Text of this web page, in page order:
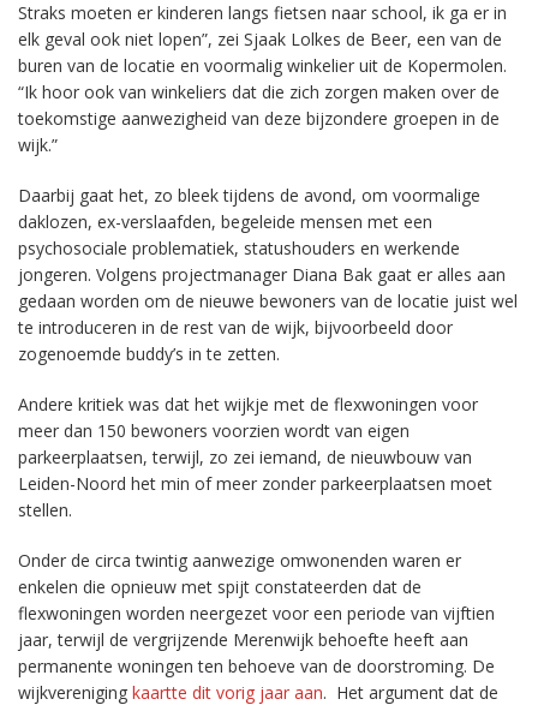
Straks moeten er kinderen langs fietsen naar school, ik ga er in
elk geval ook niet lopen”, zei Sjaak Lolkes de Beer, een van de
buren van de locatie en voormalig winkelier uit de Kopermolen.
“Ik hoor ook van winkeliers dat die zich zorgen maken over de
toekomstige aanwezigheid van deze bijzondere groepen in de
wijk.”
Daarbij gaat het, zo bleek tijdens de avond, om voormalige
daklozen, ex-verslaafden, begeleide mensen met een
psychosociale problematiek, statushouders en werkende
jongeren. Volgens projectmanager Diana Bak gaat er alles aan
gedaan worden om de nieuwe bewoners van de locatie juist wel
te introduceren in de rest van de wijk, bijvoorbeeld door
zogenoemde buddy’s in te zetten.
Andere kritiek was dat het wijkje met de flexwoningen voor
meer dan 150 bewoners voorzien wordt van eigen
parkeerplaatsen, terwijl, zo zei iemand, de nieuwbouw van
Leiden-Noord het min of meer zonder parkeerplaatsen moet
stellen.
Onder de circa twintig aanwezige omwonenden waren er
enkelen die opnieuw met spijt constateerden dat de
flexwoningen worden neergezet voor een periode van vijftien
jaar, terwijl de vergrijzende Merenwijk behoefte heeft aan
permanente woningen ten behoeve van de doorstroming. De
wijkvereniging kaartte dit vorig jaar aan. Het argument dat de